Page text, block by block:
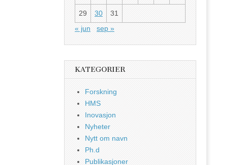
29 30
31
« jun
sep »
KATEGORIER
Forskning
HMS
Inovasjon
Nyheter
Nytt om navn
Ph.d
Publikasjoner